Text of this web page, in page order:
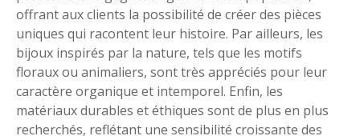
offrant aux clients la possibilité de créer des pièces
uniques qui racontent leur histoire. Par ailleurs, les
bijoux inspirés par la nature, tels que les motifs
floraux ou animaliers, sont très appréciés pour leur
caractère organique et intemporel. Enfin, les
matériaux durables et éthiques sont de plus en plus
recherchés, reflétant une sensibilité croissante des